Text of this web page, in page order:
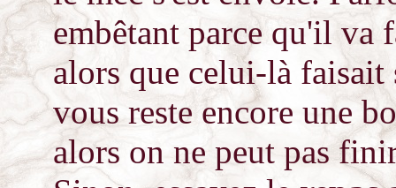
embêtant parce qu'il va
alors que celui-là
vous reste encore une
alors on ne peut pas